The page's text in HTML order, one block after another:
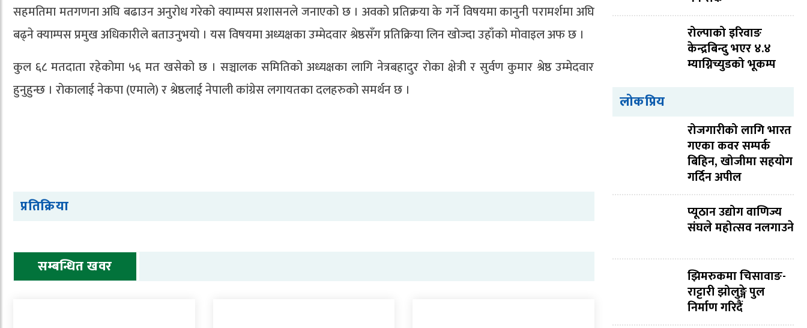
सहमतिमा मतगणना अघि बढाउन अनुरोध गरेको क्याम्पस प्रशासनले जनाएको छ । अवको प्रतिक्रया के गर्ने विषयमा कानुनी परामर्शमा अघि
बढ्ने क्याम्पस प्रमुख अधिकारीले बताउनुभयो । यस विषयमा अध्यक्षका उम्मेदवार श्रेष्ठसँग प्रतिक्रिया लिन खोज्दा उहाँको मोवाइल अफ छ ।
कुल ६८ मतदाता रहेकोमा ५६ मत खसेको छ । सञ्चालक समितिको अध्यक्षका लागि नेत्रबहादुर रोका क्षेत्री र सुर्वण कुमार श्रेष्ठ उम्मेदवार
हुनुहुन्छ । रोकालाई नेकपा (एमाले) र श्रेष्ठलाई नेपाली कांग्रेस लगायतका दलहरुको समर्थन छ ।
प्रतिक्रिया
सम्बन्धित खवर
रोल्पाको इरिवाङ
केन्द्रबिन्दु भएर ४.४
म्याग्निच्युडको भूकम्प
लोकप्रिय
रोजगारीको लागि भारत
गएका कवर सम्पर्क
बिहिन, खोजीमा सहयोग
गर्दिन अपील
प्यूठान उद्योग वाणिज्य
संघले महोत्सव नलगाउने
झिमरुकमा चिसावाङ-
राट्टारी झोलुङ्गे पुल
निर्माण गरिदैं